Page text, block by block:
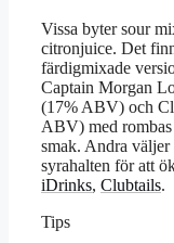
Vissa byter sour
citronjuice. Det
färdigmixade
Captain Morgan
(17% ABV) och
ABV) med
smak. Andra väljer
syrahalten för att
iDrinks, Clubtails.
Tips